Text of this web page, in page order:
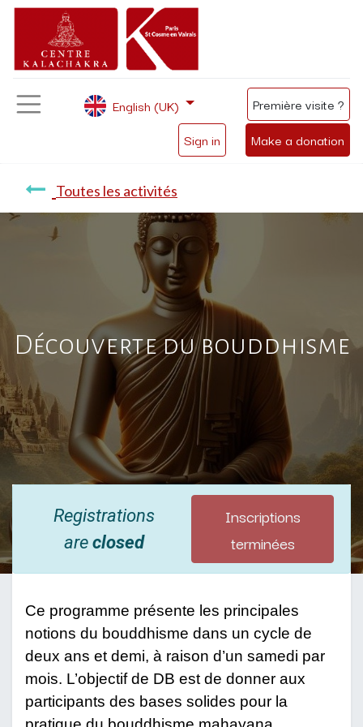
Sign in Make a donation
English (UK) Première visite ?
Toutes les activités
Découverte du bouddhisme
Registrations
areclosed
Inscriptions
terminées
Ce programme présente les principales
notions du bouddhisme dans un cycle de
deux ans et demi, à raison d’un samedi par
mois. L’objectif de DB est de donner aux
participants des bases solides pour la